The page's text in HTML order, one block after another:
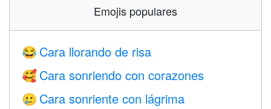
Emojis populares
😂 Cara llorando de risa
🥰 Cara sonriendo con corazones
🥲 Cara sonriente con lágrima